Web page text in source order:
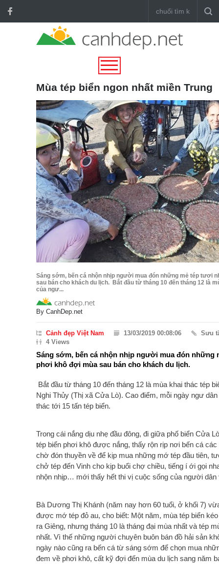
Mùa tép biển ngon nhất miền Trung
Sáng sớm, bến cá nhộn nhịp người mua đón những mẻ tép tươi
sau bán cho khách du lịch. Bắt đầu từ tháng 10 đến tháng 12 là
của ngư...
By CanhDep.net
Cảnh đẹp Việt Nam 13/03/2019 00:08:06
Sưu
4 Views
Sáng sớm, bến cá nhộn nhịp người mua đón những
phơi khô đợi mùa sau bán cho khách du lịch.
Bắt đầu từ tháng 10 đến tháng 12 là mùa khai thác tép
Nghi Thủy (Thị xã Cửa Lò). Cao điểm, mỗi ngày ngư
thác tới 15 tấn tép biển.
Trong cái nắng dịu nhẹ đầu đông, đi giữa phố biển Cửa
tép biển phơi khô được nắng, thấy rộn rịp nơi bến cá
chờ đón thuyền về để kịp mua những mớ tép đầu tiên,
chở tép đến Vinh cho kịp buổi chợ chiều, tiếng í ới gọi
nhộn nhịp… mới thấy hết thi vị cuộc sống của người dân
Bà Dương Thị Khánh (năm nay hơn 60 tuổi, ở khối 7)
được mớ tép đỏ au, cho biết: Một năm, mùa tép biển
ra Giêng, nhưng tháng 10 là tháng đại mùa nhất và tép
nhất. Vì thế những người chuyên buôn bán đồ hải sản
ngày nào cũng ra bến cá từ sáng sớm để chọn mua
đem về phơi khô, cất kỹ đợi đến mùa du lịch sang năm